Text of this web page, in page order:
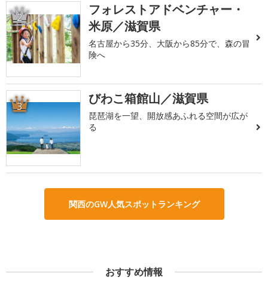
2
フォレストアドベンチャー・
米原／滋賀県
名古屋から35分、大阪から85分で、森の冒
険へ
3 びわこ箱館山／滋賀県
琵琶湖を一望、開放感あふれる空間が広が
る
関西のGW人気スポットランキング
おすすめ情報